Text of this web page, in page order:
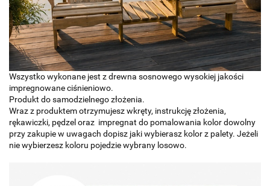
Wszystko wykonane jest z drewna sosnowego wysokiej jakości
impregnowane ciśnieniowo.
Produkt do samodzielnego złożenia.
Wraz z produktem otrzymujesz wkręty, instrukcję złożenia,
rękawiczki, pędzel oraz impregnat do pomalowania kolor dowolny
przy zakupie w uwagach dopisz jaki wybierasz kolor z palety. Jeżeli
nie wybierzesz koloru pojedzie wybrany losowo.